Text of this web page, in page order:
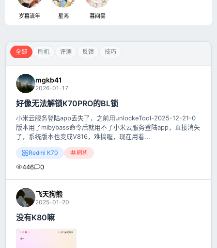
岁暮流年 星鸿 暮间雾
全部 刷机 评测 反馈 技巧
mgkb41
2026-01-17
好像无法解锁K70PRO的BL锁
小米云服务登陆app丢失了，之前用unlockeTool-2025-12-21-0
版本用了mibybass命令后就用不了小米云服务登陆app，直接消失
了，系统版本也变成V816，难搞喔，现在用着...
Redmi K70 刷机
446 0
飞天狗熊
2025-01-20
没有K80嘛